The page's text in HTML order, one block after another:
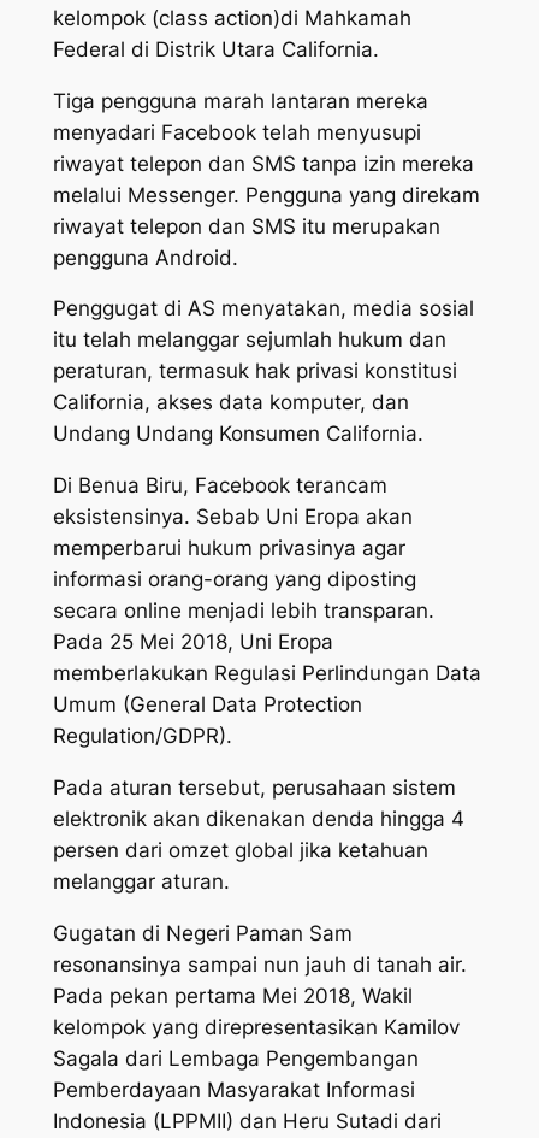
kelompok(class action)di Mahkamah
Federal di Distrik Utara California.
Tiga pengguna marah lantaran mereka
menyadari Facebook telah menyusupi
riwayat telepon dan SMS tanpa izin mereka
melalui Messenger. Pengguna yang direkam
riwayat telepon dan SMS itu merupakan
pengguna Android.
Penggugat di AS menyatakan, media sosial
itu telah melanggar sejumlah hukum dan
peraturan, termasuk hak privasi konstitusi
California, akses data komputer, dan
Undang Undang Konsumen California.
Di Benua Biru, Facebook terancam
eksistensinya. Sebab Uni Eropa akan
memperbarui hukum privasinya agar
informasi orang-orang yang diposting
secara online menjadi lebih transparan.
Pada 25 Mei 2018, Uni Eropa
memberlakukan Regulasi Perlindungan Data
Umum (General Data Protection
Regulation/GDPR).
Pada aturan tersebut, perusahaan sistem
elektronik akan dikenakan denda hingga 4
persen dari omzet global jika ketahuan
melanggar aturan.
Gugatan di Negeri Paman Sam
resonansinya sampai nun jauh di tanah air.
Pada pekan pertama Mei 2018, Wakil
kelompok yang direpresentasikan Kamilov
Sagala dari Lembaga Pengembangan
Pemberdayaan Masyarakat Informasi
Indonesia (LPPMII) dan Heru Sutadi dari